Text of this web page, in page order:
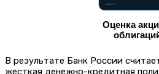
Оценка
В результате Банк России
жесткая денежно-кредитная